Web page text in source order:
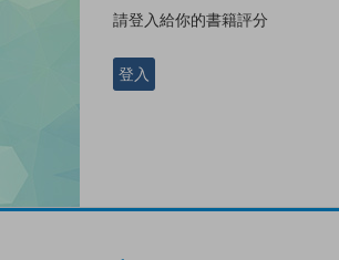
請登入給你的書籍評分
登入